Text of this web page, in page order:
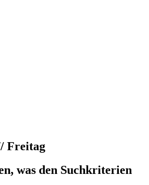
Freitag
was den Suchkriterien